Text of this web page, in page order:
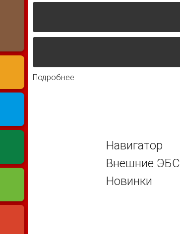
Подробнее
Навигатор
Внешние ЭБС
Новинки